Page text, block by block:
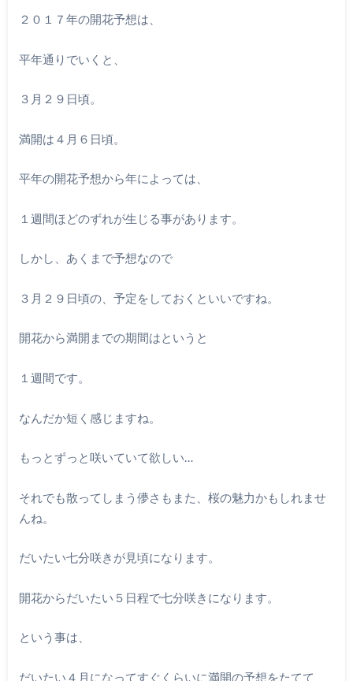
２０１７年の開花予想は、
平年通りでいくと、
３月２９日頃。
満開は４月６日頃。
平年の開花予想から年によっては、
１週間ほどのずれが生じる事があります。
しかし、あくまで予想なので
３月２９日頃の、予定をしておくといいですね。
開花から満開までの期間はというと
１週間です。
なんだか短く感じますね。
もっとずっと咲いていて欲しい…
それでも散ってしまう儚さもまた、桜の魅力かもしれませ
んね。
だいたい七分咲きが見頃になります。
開花からだいたい５日程で七分咲きになります。
という事は、
だいたい４月になってすぐくらいに満開の予想をたてて